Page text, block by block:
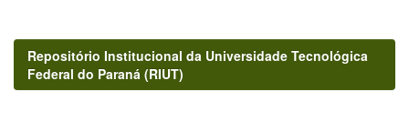
Repositório Institucional da Universidade Tecnológica
Federal do Paraná (RIUT)